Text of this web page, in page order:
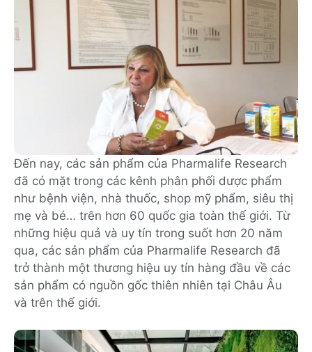
Đến nay, các sản phẩm của Pharmalife Research
đã có mặt trong các kênh phân phối dược phẩm
như bệnh viện, nhà thuốc, shop mỹ phẩm, siêu thị
mẹ và bé… trên hơn 60 quốc gia toàn thế giới. Từ
những hiệu quả và uy tín trong suốt hơn 20 năm
qua, các sản phẩm của Pharmalife Research đã
trở thành một thương hiệu uy tín hàng đầu về các
sản phẩm có nguồn gốc thiên nhiên tại Châu Âu
và trên thế giới.